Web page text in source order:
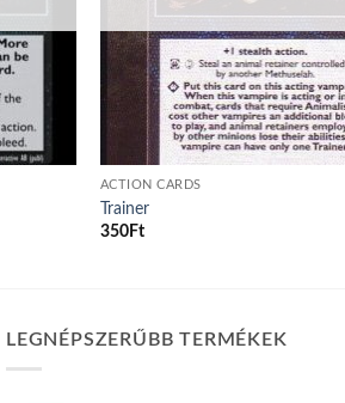
ACTION CARDS
Trainer
350Ft
LEGNÉPSZERŰBB TERMÉKEK